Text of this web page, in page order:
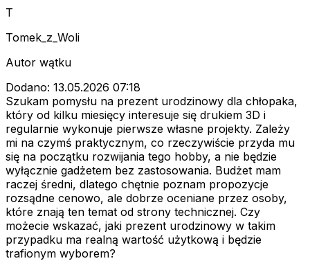
T
Tomek_z_Woli
Autor wątku
Dodano: 13.05.2026 07:18
Szukam pomysłu na prezent urodzinowy dla chłopaka,
który od kilku miesięcy interesuje się drukiem 3D i
regularnie wykonuje pierwsze własne projekty. Zależy
mi na czymś praktycznym, co rzeczywiście przyda mu
się na początku rozwijania tego hobby, a nie będzie
wyłącznie gadżetem bez zastosowania. Budżet mam
raczej średni, dlatego chętnie poznam propozycje
rozsądne cenowo, ale dobrze oceniane przez osoby,
które znają ten temat od strony technicznej. Czy
możecie wskazać, jaki prezent urodzinowy w takim
przypadku ma realną wartość użytkową i będzie
trafionym wyborem?